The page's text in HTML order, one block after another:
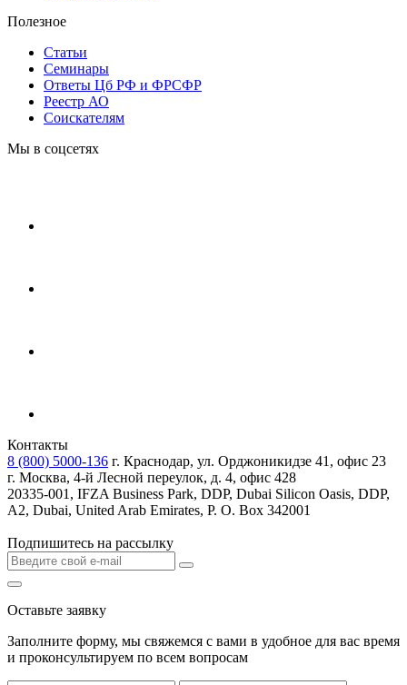
Полезное
Статьи
Cеминары
Ответы Цб РФ и ФРСФР
Реестр АО
Соискателям
Мы в соцсетях
Контакты
8 (800) 5000-136 г. Краснодар, ул. Орджоникидзе 41, офис 23
г. Москва, 4-й Лесной переулок, д. 4, офис 428
20335-001, IFZA Business Park, DDP, Dubai Silicon Oasis, DDP,
A2, Dubai, United Arab Emirates, P. O. Box 342001
Подпишитесь на рассылку
Оставьте заявку
Заполните форму, мы свяжемся с вами в удобное для вас время
и проконсультируем по всем вопросам